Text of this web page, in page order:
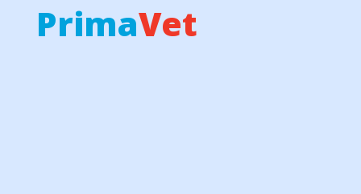
PrimaVet